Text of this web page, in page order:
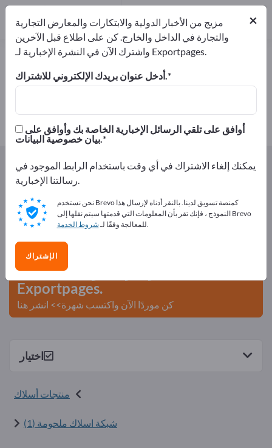
شبكات سلك – اعثر على الشركات
المصنعة والموردين
2
2
Exportpages المكونات/الأجزاء
منتجات أسلاك
شبكات سلك
أعلن مجانًا على Exportpages!
الاحتياجات – العروض – السلع المستعملة – جهات الاتصال
التجارية >> ابدأ من هنا
انشر شركتك ومنتجاتك على
Exportpages.
كن موردًا الآن واكتسب شهرة>> انشر هنا
اختيار
منتجات أسلاك
شبكة اسلاك ملحومة (1)
×
مزيج من الأخبار الدولية والابتكارات والمعارض التجارية
والتجارة في الداخل والخارج. كن على اطلاع قبل الآخرين
واشترك الآن في النشرة الإخبارية لـ Exportpages.
أدخل عنوان بريدك الإلكتروني للاشتراك.
بيان خصوصية البيانات.
يمكنك إلغاء الاشتراك في أي وقت باستخدام الرابط الموجود في
رسالتنا الإخبارية.
نحن نستخدم Brevo كمنصة تسويق لدينا. بالنقر أدناه لإرسال هذا
النموذج ، فإنك تقر بأن المعلومات التي قدمتها سيتم نقلها إلى Brevo
للمعالجة وفقًا لـشروط الخدمة .
الإشتراك